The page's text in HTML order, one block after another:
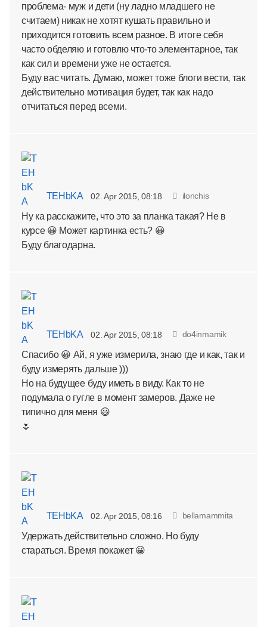
проблема- муж и дети (ну ладно младшего не
считаем) никак не хотят кушать правильно и
приходится готовить всем разное. В итоге себя
часто обделяю и готовлю что-то элементарное, так
как сил и времени уже не остается.
Буду вас читать. Думаю, может тоже блоги вести, так
действительно мотивация будет, так как надо
отчитаться перед всеми.
TEHbKA 02. Apr 2015, 08:18 ilonchis
Ну ка расскажите, что это за планка такая? Не в
курсе 😀 Может картинка есть? 😀
Буду благодарна.
TEHbKA 02. Apr 2015, 08:18 do4inmamik
Спасибо 😀 Ай, я уже измерила, знаю где и как, так и
буду измерять дальше )))
Но на будущее буду иметь в виду. Как то не
подумала о гугле в момент замеров. Даже не
типично для меня 😃
🌷
TEHbKA 02. Apr 2015, 08:16 bellamammita
Удержать действительно сложно. Но буду
стараться. Время покажет 😀